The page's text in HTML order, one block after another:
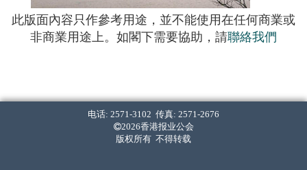
此版面內容只作參考用途，並不能使用在任何商業或
非商業用途上。如閣下需要協助，請聯絡我們
电话: 2571-3102 传真: 2571-2676
2026香港报业公会
版权所有 不得转载